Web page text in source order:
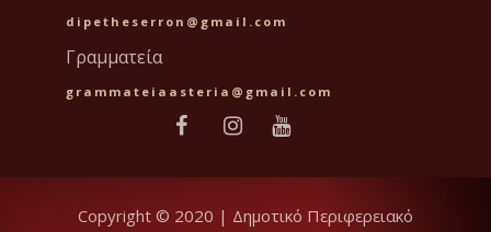
dipetheserron@gmail.com
Γραμματεία
grammateiaasteria@gmail.com
Copyright © 2020 | Δημοτικό Περιφερειακό